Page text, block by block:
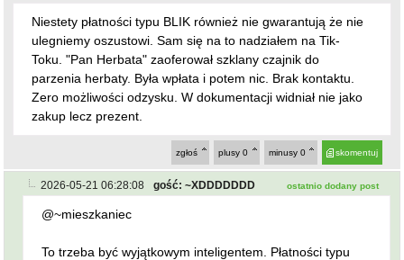
Niestety płatności typu BLIK również nie gwarantują że nie
ulegniemy oszustowi. Sam się na to nadziałem na Tik-
Toku. "Pan Herbata" zaoferował szklany czajnik do
parzenia herbaty. Była wpłata i potem nic. Brak kontaktu.
Zero możliwości odzysku. W dokumentacji widniał nie jako
zakup lecz prezent.
skomentuj
minusy 0
plusy 0
zgłoś
2026-05-21 06:28:08 gość: ~XDDDDDDD ostatnio dodany post
@~mieszkaniec
To trzeba być wyjątkowym inteligentem. Płatności typu